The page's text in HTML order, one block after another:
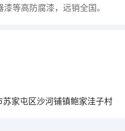
等高防腐漆，远销全国。
苏家屯区沙河铺镇鲍家洼子村